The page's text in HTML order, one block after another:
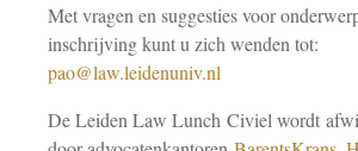
Met vragen en suggesties voor
inschrijving kunt u zich wenden tot:
pao@law.leidenuniv.nl
De Leiden Law Lunch Civiel wordt